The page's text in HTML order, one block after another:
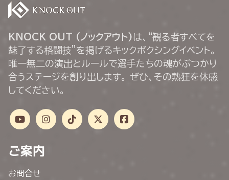
KNOCK OUT (ノックアウト) は、“観る者すべてを
魅了する格闘技”を掲げるキックボクシングイベント。
唯一無二の演出とルールで選手たちの魂がぶつかり
合うステージを創り出します。 ぜひ、その熱狂を体感
してください。
ご案内
お問合せ